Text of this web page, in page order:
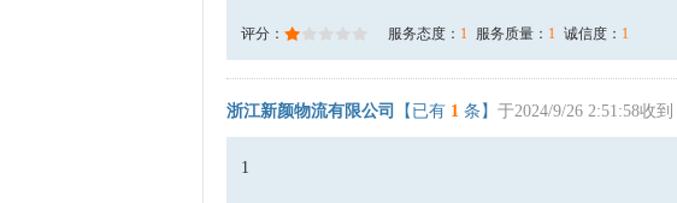
评分： 服务态度： 1 服务质量： 1 诚信度： 1
浙江新颜物流有限公司 【已有 1 条】 于2024/9/26 2:51:58收到
1